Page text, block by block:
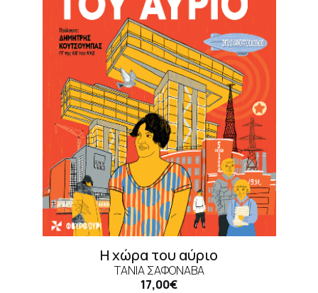
Η χώρα του αύριο
ΤΑΝΙΑ ΣΑΦΟΝΑΒΑ
17,00€